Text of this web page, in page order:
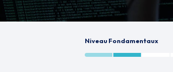
Niveau Fondamentaux